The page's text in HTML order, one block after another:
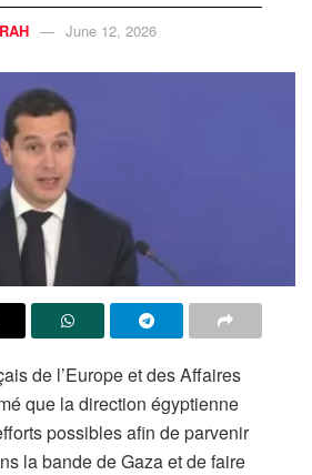
June 12, 2026
de l’Europe et des Affaires
que la direction égyptienne
possibles afin de parvenir
la bande de Gaza et de faire